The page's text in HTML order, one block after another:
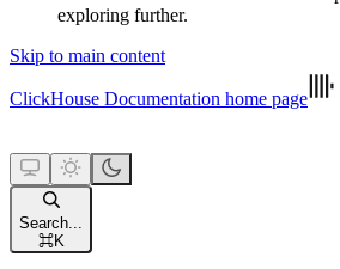
exploring further.
Skip to main content
ClickHouse Documentation home page
Search...
⌘K